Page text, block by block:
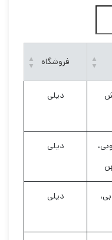
فروشگاه
دیلی
دیلی
دیلی